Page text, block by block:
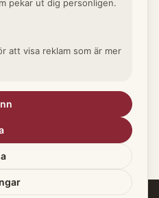
pekar ut dig personligen.
att visa reklam som är mer